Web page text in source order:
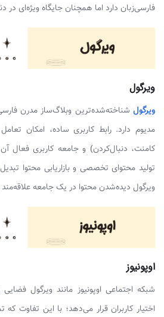
فارسی‌زبان دارد اما همچنان جایگاه ویژه‌ای در
ویرگول
ویرگول شناخته‌شده‌ترین وبلاگ‌ساز مدرن
مدیوم دارد. رابط کاربری ساده، امکان
کامنت، دنبال‌کردن) و جامعه کاربری فعال
تولید محتوای تخصصی و بازاریابی محتوا
ویرگول دیده‌شدن محتوا در یک جامعه
اوپونیوز
شبکه اجتماعی اوپونیوز مانند ویرگول فضایی
اختیار کاربران قرار می‌دهد؛ با این تفاوت